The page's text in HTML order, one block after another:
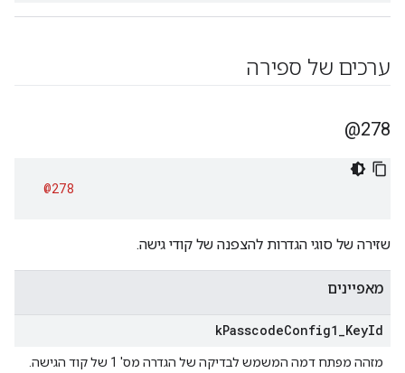
ערכים של ספירה
278@
@278
שזירה של סוגי הגדרות להצפנה של קודי גישה.
מאפיינים
kPasscodeConfig1 KeyId
מזהה מפתח דמה המשמש לבדיקה של הגדרה מס' 1 של קוד הגישה.